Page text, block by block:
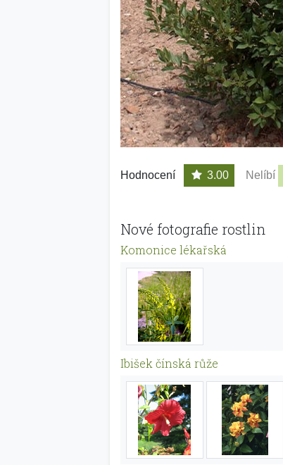
Hodnocení 3.00 Nelíbí
Nové fotografie rostlin
Komonice lékařská
Ibišek čínská růže